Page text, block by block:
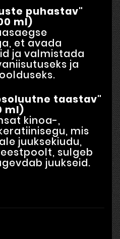
puhastav"
ml)
et avada
ja valmistada
ja
taastav"
ml)
kinoa-,
mis
juuksekiudu,
sulgeb
juukseid.